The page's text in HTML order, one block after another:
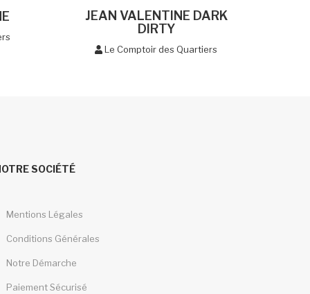
JEAN VALENTINE DARK
DIRTY
Le Comptoir des Quartiers
SOCIÉTÉ
Mentions Légales
Conditions Générales
Notre Démarche
Paiement Sécurisé